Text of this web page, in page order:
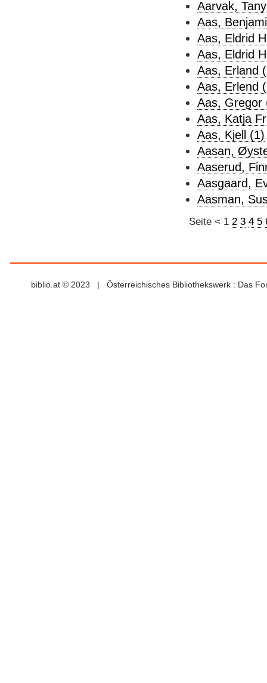
Aarvak,
Aas,
Aas, Eldrid
Aas, Eldrid
Aas, Erland
Aas, Erlend
Aas, Gregor
Aas, Katja
Aas, Kjell (1)
Aasan,
Aaserud,
Aasgaard,
Aasman,
Seite < 1 2 3 4 5
biblio.at © 2023 | Österreichisches Bibliothekswerk : Das